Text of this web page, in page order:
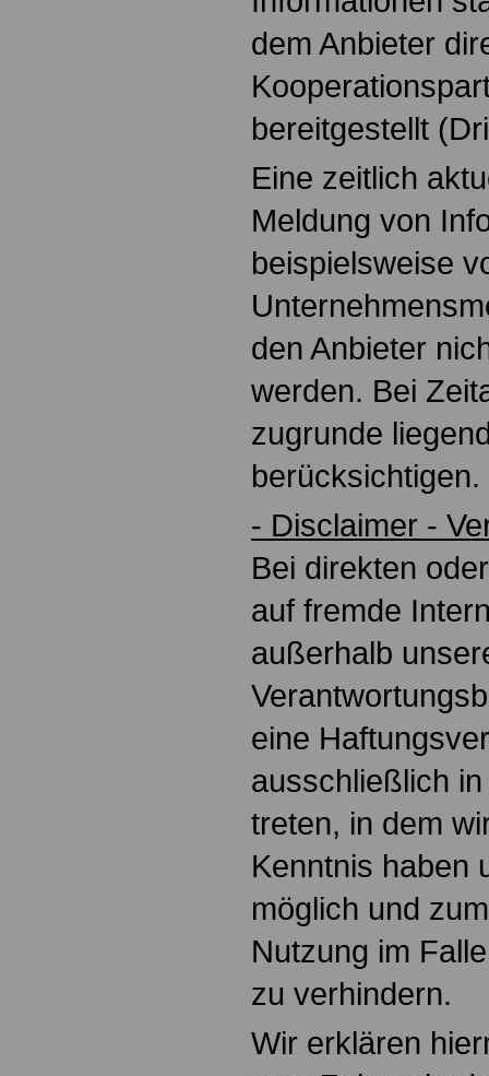
dem Anbieter
bereitgestellt
Eine zeitlich
Meldung von
beispielsweise
den Anbieter
werden. Bei
zugrunde
berücksichtigen.
- Disclaimer -
Bei direkten
auf fremde
außerhalb
eine
ausschließlich
treten, in dem
Kenntnis haben
möglich und
Nutzung im
zu verhindern.
Wir erklären